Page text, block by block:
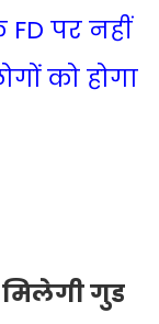
पर नहीं
को होगा
मिलेगी गुड